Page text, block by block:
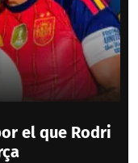
el que Rodri